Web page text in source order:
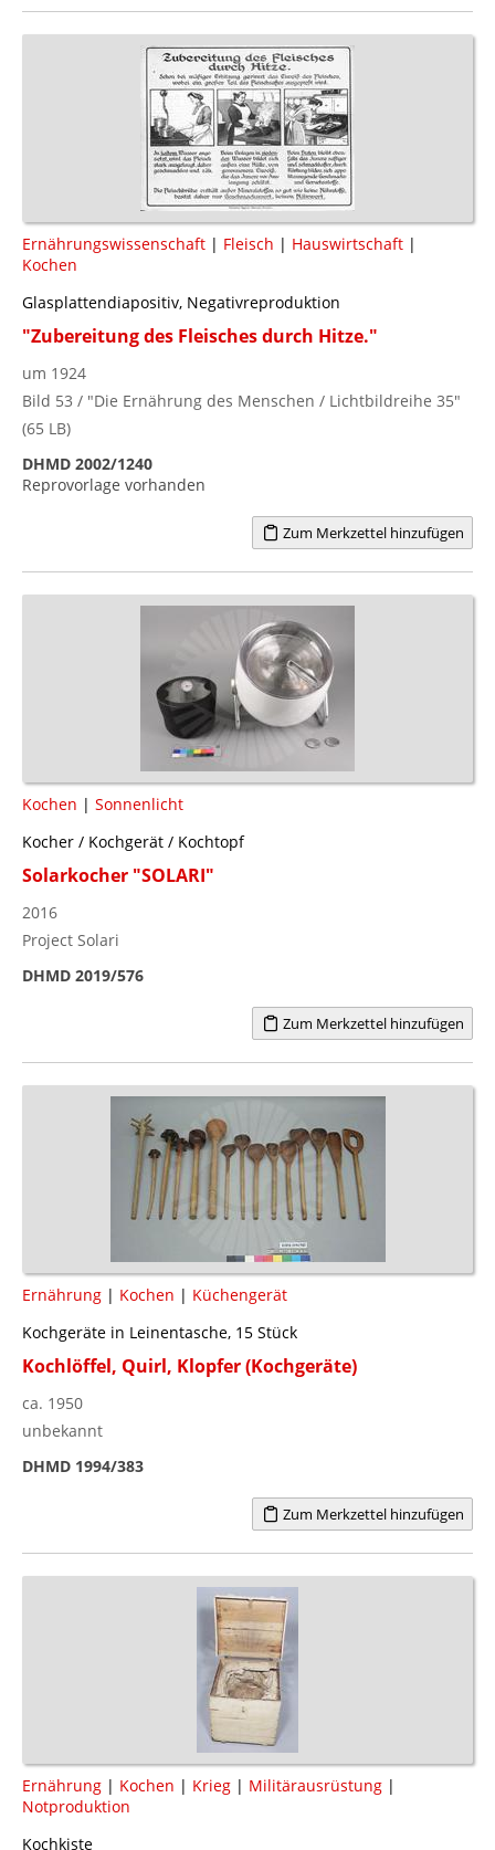
Ernährungswissenschaft | Fleisch | Hauswirtschaft |
Kochen
Glasplattendiapositiv, Negativreproduktion
"Zubereitung des Fleisches durch Hitze."
um 1924
Bild 53 / "Die Ernährung des Menschen / Lichtbildreihe 35"
(65 LB)
DHMD 2002/1240
Reprovorlage vorhanden
Zum Merkzettel hinzufügen
Kochen | Sonnenlicht
Kocher / Kochgerät / Kochtopf
Solarkocher "SOLARI"
2016
Project Solari
DHMD 2019/576
Zum Merkzettel hinzufügen
Ernährung | Kochen | Küchengerät
Kochgeräte in Leinentasche, 15 Stück
Kochlöffel, Quirl, Klopfer (Kochgeräte)
ca. 1950
unbekannt
DHMD 1994/383
Zum Merkzettel hinzufügen
Ernährung | Kochen | Krieg | Militärausrüstung |
Notproduktion
Kochkiste